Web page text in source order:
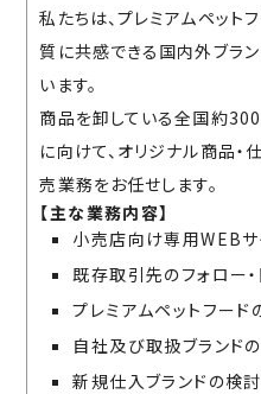
私たちは、プレミアムペット
質に共感できる国内外ブラ
います。
商品を卸している全国約300
に向けて、オリジナル商品
売業務をお任せします。
【主な業務内容】
小売店向け専用WEBサ
既存取引先のフォロー
プレミアムペットフード
自社及び取扱ブランド
新規仕入ブランドの検